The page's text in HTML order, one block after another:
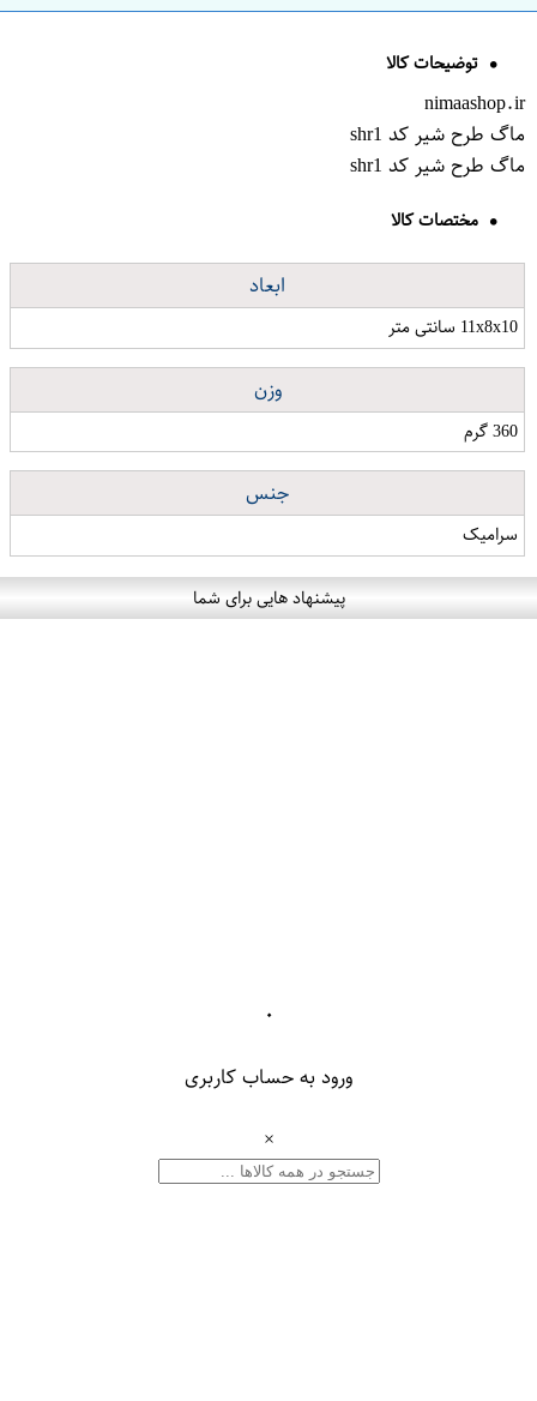
توضیحات کالا
nimaashop.ir
ماگ طرح شیر کد shr1
ماگ طرح شیر کد shr1
مختصات کالا
ابعاد
11x8x10 سانتی متر
وزن
360 گرم
جنس
سرامیک
پیشنهاد هایی برای شما
۰
ورود به حساب کاربری
×